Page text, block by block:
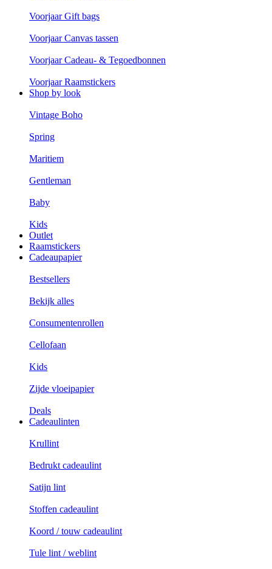
Voorjaar Gift bags
Voorjaar Canvas tassen
Voorjaar Cadeau- & Tegoedbonnen
Voorjaar Raamstickers
Shop by look
Vintage Boho
Spring
Maritiem
Gentleman
Baby
Kids
Outlet
Raamstickers
Cadeaupapier
Bestsellers
Bekijk alles
Consumentenrollen
Cellofaan
Kids
Zijde vloeipapier
Deals
Cadeaulinten
Krullint
Bedrukt cadeaulint
Satijn lint
Stoffen cadeaulint
Koord / touw cadeaulint
Tule lint / weblint